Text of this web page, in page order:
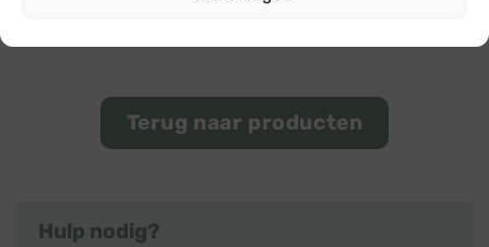
Terug naar producten
Hulp nodig?